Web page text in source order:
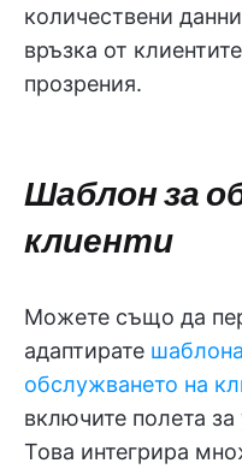
количествени
връзка от
прозрения.
Шаблон за
клиенти
Можете също да
адаптирате
обслужването на
включите полета за
Това интегрира